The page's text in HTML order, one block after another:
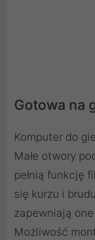
Gotowa na
Komputer do
Małe otwory
pełnią funkcję
się kurzu i
zapewniają
Możliwość